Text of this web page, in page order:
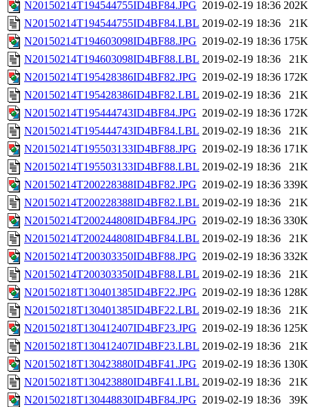
N20150214T194544755ID4BF84.JPG 2019-02-19 18:36 202K
N20150214T194544755ID4BF84.LBL 2019-02-19 18:36
21K
N20150214T194603098ID4BF88.JPG 2019-02-19 18:36 175K
N20150214T194603098ID4BF88.LBL 2019-02-19 18:36
21K
N20150214T195428386ID4BF82.JPG 2019-02-19 18:36 172K
N20150214T195428386ID4BF82.LBL 2019-02-19 18:36
21K
N20150214T195444743ID4BF84.JPG 2019-02-19 18:36 172K
N20150214T195444743ID4BF84.LBL 2019-02-19 18:36
21K
N20150214T195503133ID4BF88.JPG 2019-02-19 18:36 171K
N20150214T195503133ID4BF88.LBL 2019-02-19 18:36
21K
N20150214T200228388ID4BF82.JPG 2019-02-19 18:36 339K
N20150214T200228388ID4BF82.LBL 2019-02-19 18:36
21K
N20150214T200244808ID4BF84.JPG 2019-02-19 18:36 330K
N20150214T200244808ID4BF84.LBL 2019-02-19 18:36
21K
N20150214T200303350ID4BF88.JPG 2019-02-19 18:36 332K
N20150214T200303350ID4BF88.LBL 2019-02-19 18:36
21K
N20150218T130401385ID4BF22.JPG 2019-02-19 18:36 128K
N20150218T130401385ID4BF22.LBL 2019-02-19 18:36
21K
N20150218T130412407ID4BF23.JPG 2019-02-19 18:36 125K
N20150218T130412407ID4BF23.LBL 2019-02-19 18:36
21K
N20150218T130423880ID4BF41.JPG 2019-02-19 18:36 130K
N20150218T130423880ID4BF41.LBL 2019-02-19 18:36
21K
N20150218T130448830ID4BF84.JPG 2019-02-19 18:36
39K